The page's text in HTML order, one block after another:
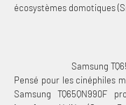
écosystèmes domotiques
Samsung
Pensé pour les cinéphiles
Samsung TQ65QN990F